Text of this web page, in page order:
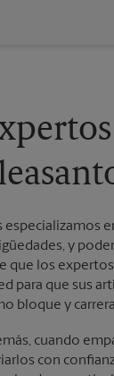
especializamos
y
que los
para que sus
bloque y
cuando
con